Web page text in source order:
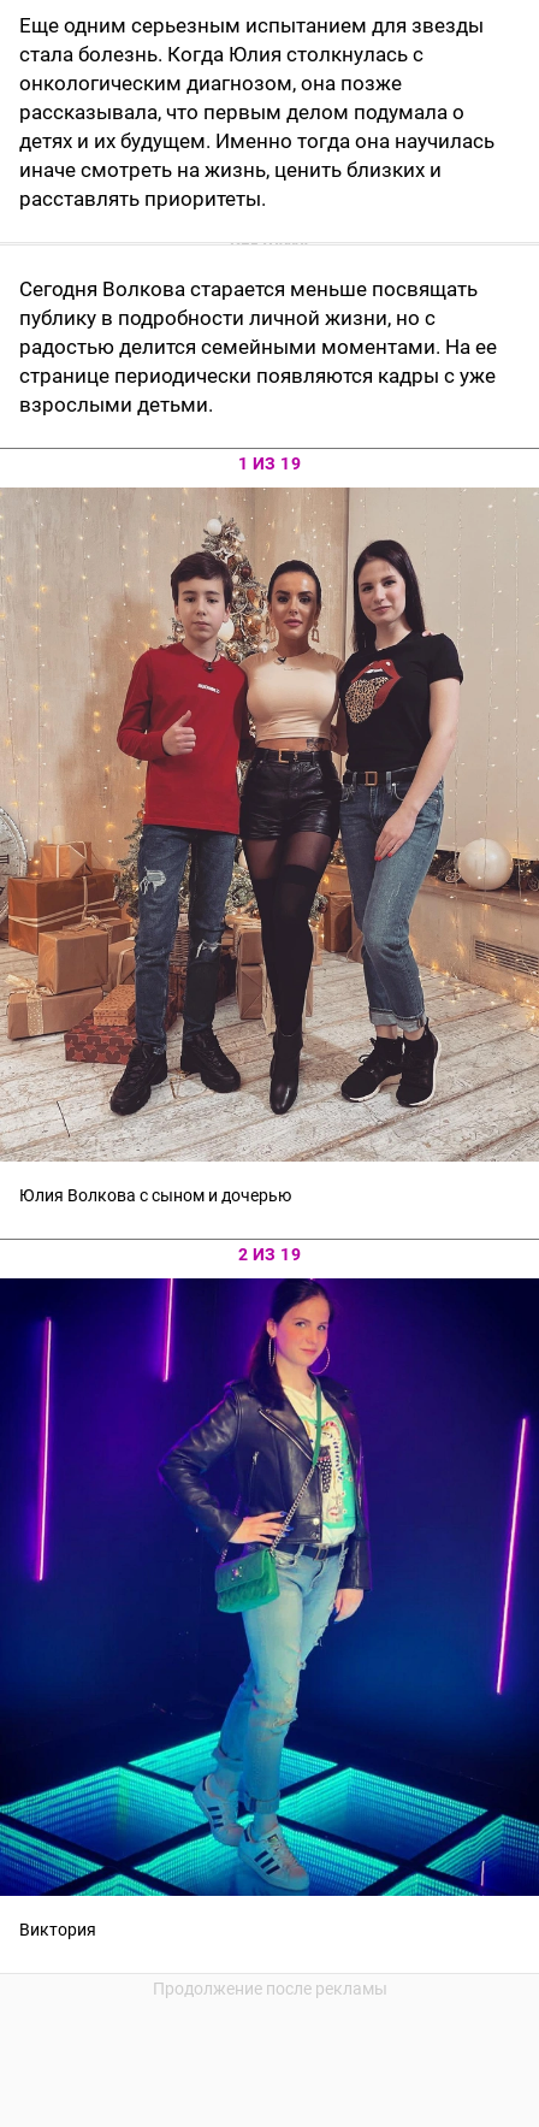
Еще одним серьезным испытанием для звезды
стала болезнь. Когда Юлия столкнулась с
онкологическим диагнозом, она позже
рассказывала, что первым делом подумала о
детях и их будущем. Именно тогда она научилась
иначе смотреть на жизнь, ценить близких и
расставлять приоритеты.
Сегодня Волкова старается меньше посвящать
публику в подробности личной жизни, но с
радостью делится семейными моментами. На ее
странице периодически появляются кадры с уже
взрослыми детьми.
1 ИЗ 19
Юлия Волкова с сыном и дочерью
2 ИЗ 19
Виктория